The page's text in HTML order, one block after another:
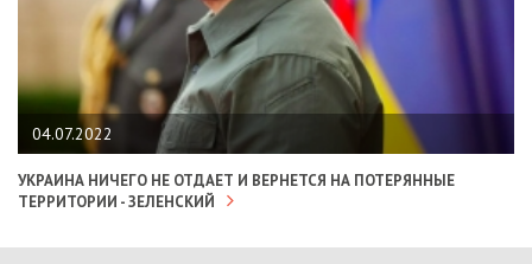
04.07.2022
УКРАИНА НИЧЕГО НЕ ОТДАЕТ И ВЕРНЕТСЯ НА ПОТЕРЯННЫЕ
ТЕРРИТОРИИ - ЗЕЛЕНСКИЙ